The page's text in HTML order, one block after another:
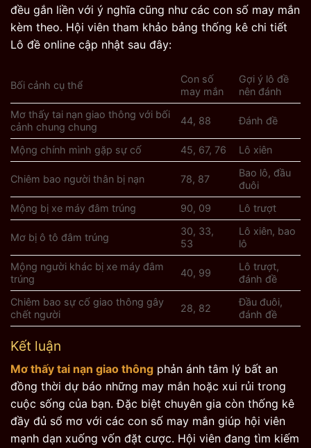
đều gắn liền với ý nghĩa cũng như các con số may mắn
kèm theo. Hội viên tham khảo bảng thống kê chi tiết
Lô đề online cập nhật sau đây:
Bối cảnh cụ thể
Con số
may mắn
Gợi ý lô đề
nên đánh
Mơ thấy tai nạn giao thông với bối
cảnh chung chung
44, 88 Đánh đề
Mộng chính mình gặp sự cố 45, 67, 76 Lô xiên
Chiêm bao người thân bị nạn 78, 87
Bao lô, đầu
đuôi
Mộng bị xe máy đâm trúng
90, 09 Lô trượt
Mơ bị ô tô đâm trúng
30, 33,
53
Lô xiên, bao
lô
Mộng người khác bị xe máy đâm
trúng
40, 99
Lô trượt,
đánh đề
Chiêm bao sự cố giao thông gây
chết người
28, 82
Đầu đuôi,
đánh đề
Kết luận
Mơ thấy tai nạn giao thông phản ánh tâm lý bất an
đồng thời dự báo những may mắn hoặc xui rủi trong
cuộc sống của bạn. Đặc biệt chuyên gia còn thống kê
đầy đủ sổ mơ với các con số may mắn giúp hội viên
mạnh dạn xuống vốn đặt cược. Hội viên đang tìm kiếm